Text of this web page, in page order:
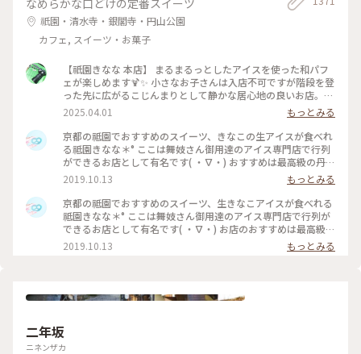
なめらかな口どけの定番スイーツ
祇園・清水寺・銀閣寺・円山公園
カフェ, スイーツ・お菓子
【祇園きなな 本店】 まるまるっとしたアイスを使った和パフ
ェが楽しめます🍹✨ 小さなお子さんは入店不可ですが階段を登
った先に広がるこじんまりとして静かな居心地の良いお店。
パフェはきなこや抹茶、黒ゴマなどを使った和なものからティ
ラミスの入ったイタリアン風、ベリーを使ったものなど様々。
アイスの食べ比べやふわふわのかき氷、焼き菓子、クロックム
ッシュのようなフードメニューもあります。 こちらもアニメ・
名探偵コナンで取り上げられました✨ #京都グルメ #京都 #祇
園 #本店 #人気店 #聖地巡礼 #パフェ #きなこ #黒ゴマ #アイス
クリーム #かき氷 #フォトジェニック #名探偵コナン
2025.04.01
もっとみる
京都の祗園でおすすめのスイーツ、きなこの生アイスが食べれ
る祗園きなな＊° ここは舞妓さん御用達のアイス専門店で行列
ができるお店として有名です( ・∇・) おすすめは最高級の丹波
黒豆を使用したきなこの生アイス『できたてきなな』。(600円
ほうじ茶付)なんと添加物、保存料、卵を一切使ってません。
濃厚なのに甘すぎず、口どけが最高で本当においしかったので
京都にきたらまた立ち寄りたいお店の1つになりました♡ #京
都#おすすめ#スイーツ#アイス#秋の味覚ゴーラー隊#きなこ
2019.10.13
もっとみる
京都の祗園でおすすめのスイーツ、生きなこアイスが食べれる
祗園きなな＊° ここは舞妓さん御用達のアイス専門店で行列が
できるお店として有名です( ・∇・) お店のおすすめは最高級の
丹波黒豆を使用したきなこの生アイス『できたてきなな』。
(600円ほうじ茶付)なんと添加物、保存料、卵を一切使ってま
♡ #京都#おすすめ#スイーツ#アイス#秋の味覚ゴーラー隊#き
2019.10.13 もっとみる
二年坂
ニネンザカ